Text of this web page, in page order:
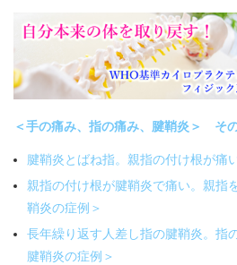
＜手の痛み、指の痛み、腱鞘炎＞ そ
腱鞘炎とばね指。親指の付け根が痛
親指の付け根が腱鞘炎で痛い。親指
鞘炎の症例＞
長年繰り返す人差し指の腱鞘炎。指
腱鞘炎の症例＞